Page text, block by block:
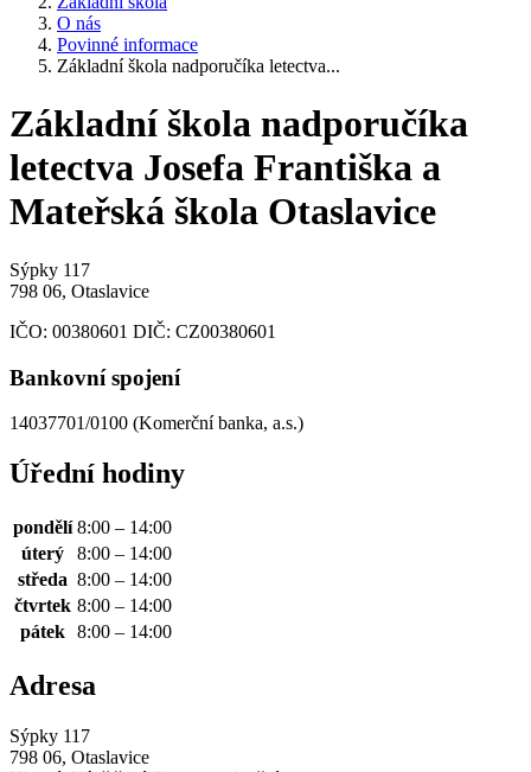
O nás
Povinné informace
Základní škola nadporučíka letectva...
Základní škola nadporučíka
letectva Josefa Františka a
Mateřská škola Otaslavice
Sýpky 117
798 06, Otaslavice
IČO: 00380601 DIČ: CZ00380601
Bankovní spojení
14037701/0100 (Komerční banka, a.s.)
Úřední hodiny
pondělí 8:00 – 14:00
úterý
8:00 – 14:00
středa 8:00 – 14:00
čtvrtek 8:00 – 14:00
pátek 8:00 – 14:00
Adresa
Sýpky 117
798 06, Otaslavice